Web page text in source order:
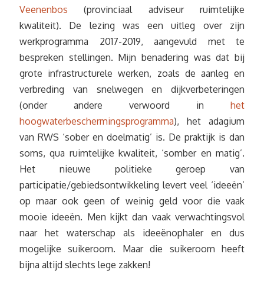
Veenenbos (provinciaal adviseur ruimtelijke
kwaliteit). De lezing was een uitleg over zijn
werkprogramma 2017-2019, aangevuld met te
bespreken stellingen. Mijn benadering was dat bij
grote infrastructurele werken, zoals de aanleg en
verbreding van snelwegen en dijkverbeteringen
(onder andere verwoord in het
hoogwaterbeschermingsprogramma), het adagium
van RWS ‘sober en doelmatig’ is. De praktijk is dan
soms, qua ruimtelijke kwaliteit, ‘somber en matig’.
Het nieuwe politieke geroep van
participatie/gebiedsontwikkeling levert veel ‘ideeën’
op maar ook geen of weinig geld voor die vaak
mooie ideeën. Men kijkt dan vaak verwachtingsvol
naar het waterschap als ideeënophaler en dus
mogelijke suikeroom. Maar die suikeroom heeft
bijna altijd slechts lege zakken!